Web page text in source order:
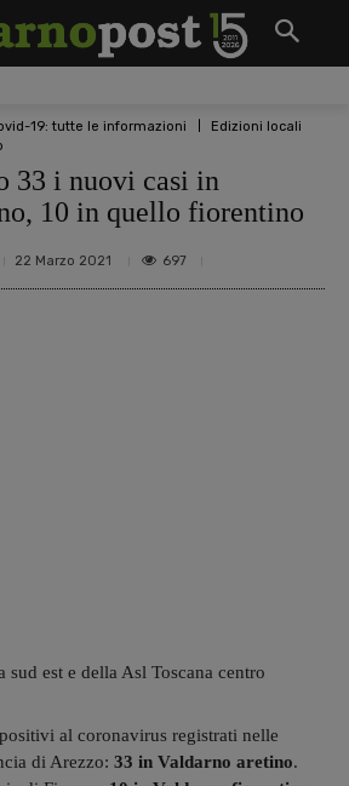
19: tutte le informazioni
Edizioni locali
33 i nuovi casi in
10 in quello fiorentino
22 Marzo 2021 697
sud est e della Asl Toscana centro
al coronavirus registrati nelle
di Arezzo: 33 in Valdarno aretino.